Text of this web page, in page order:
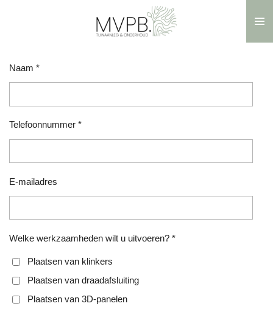
hoofdinhoud
Naam *
Telefoonnummer *
E-mailadres
Welke werkzaamheden wilt u uitvoeren? *
Plaatsen van klinkers
Plaatsen van draadafsluiting
Plaatsen van 3D-panelen